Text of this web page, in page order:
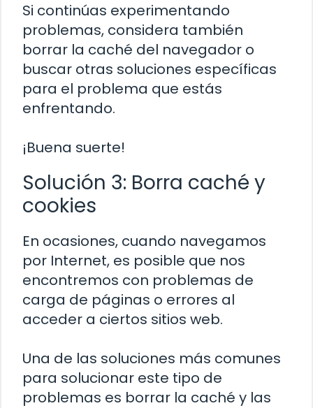
Si continúas experimentando
problemas, considera también
borrar la caché del navegador o
buscar otras soluciones específicas
para el problema que estás
enfrentando.
¡Buena suerte!
Solución 3: Borra caché y
cookies
En ocasiones, cuando navegamos
por Internet, es posible que nos
encontremos con problemas de
carga de páginas o errores al
acceder a ciertos sitios web.
Una de las soluciones más comunes
para solucionar este tipo de
problemas es borrar la caché y las